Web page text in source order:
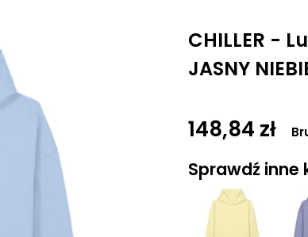
CHILLER -
JASNY
148,84 zł
Sprawdź inne